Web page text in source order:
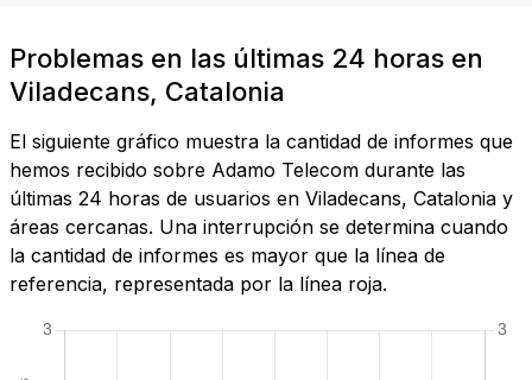
Problemas en las últimas 24 horas en
Viladecans, Catalonia
El siguiente gráfico muestra la cantidad de informes que
hemos recibido sobre Adamo Telecom durante las
últimas 24 horas de usuarios en Viladecans, Catalonia y
áreas cercanas. Una interrupción se determina cuando
la cantidad de informes es mayor que la línea de
referencia, representada por la línea roja.